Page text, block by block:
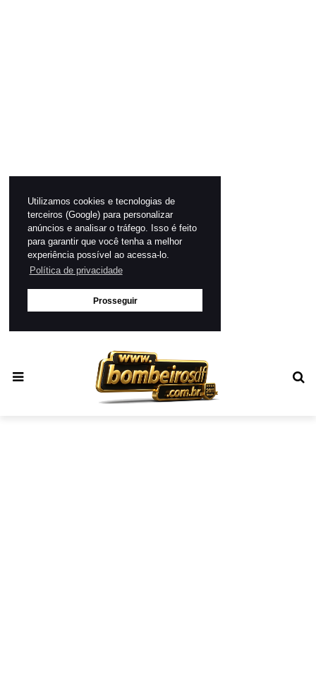
Utilizamos cookies e tecnologias de
terceiros (Google) para personalizar
anúncios e analisar o tráfego. Isso é feito
para garantir que você tenha a melhor
experiência possível ao acessa-lo.
Política de privacidade
Prosseguir